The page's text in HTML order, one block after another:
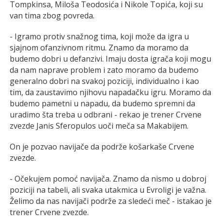
Tompkinsa, Miloša Teodosića i Nikole Topića, koji su
van tima zbog povreda.
- Igramo protiv snažnog tima, koji može da igra u
sjajnom ofanzivnom ritmu. Znamo da moramo da
budemo dobri u defanzivi. Imaju dosta igrača koji mogu
da nam naprave problem i zato moramo da budemo
generalno dobri na svakoj poziciji, individualno i kao
tim, da zaustavimo njihovu napadačku igru. Moramo da
budemo pametni u napadu, da budemo spremni da
uradimo šta treba u odbrani - rekao je trener Crvene
zvezde Janis Sferopulos uoči meča sa Makabijem.
On je pozvao navijače da podrže košarkaše Crvene
zvezde.
- Očekujem pomoć navijača. Znamo da nismo u dobroj
poziciji na tabeli, ali svaka utakmica u Evroligi je važna.
Želimo da nas navijači podrže za sledeći meč - istakao je
trener Crvene zvezde.